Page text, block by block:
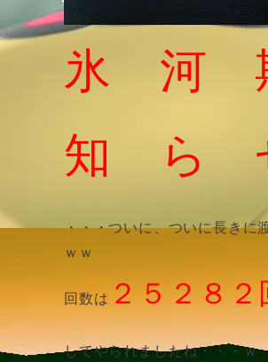
氷 河
知 ら
・・・ついに、ついに長きに
ｗｗ
回数は２５２８２
してやられましたね・・・ｗ